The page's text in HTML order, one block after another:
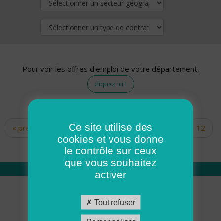
Pour voir les offres d'emploi de votre département,
cliquez ici !
Pages
« premier ‹ précédent … 10
12
14 15 16 17
Qui sommes nous
Académie ADMR
Ce site utilise des
cookies et vous donne
le contrôle sur ceux
que vous souhaitez
activer
Tout refuser